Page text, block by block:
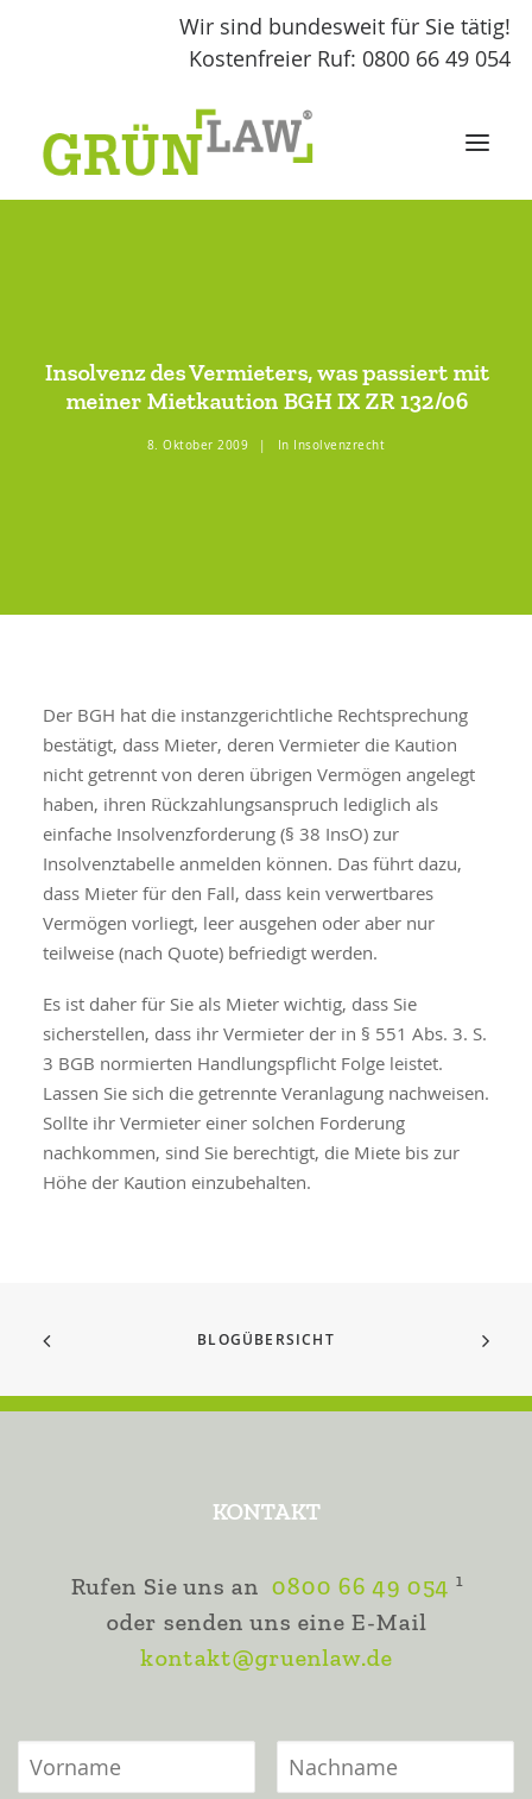
Wir sind bundesweit für Sie tätig!
Kostenfreier Ruf: 0800 66 49 054
GRÜNLAW
FACHBEITRÄGE
Insolvenz des Vermieters, was passiert mit
meiner Mietkaution BGH IX ZR 132/06
8. Oktober 2009 | In Insolvenzrecht
Der BGH hat die instanzgerichtliche Rechtsprechung
bestätigt, dass Mieter, deren Vermieter die Kaution
nicht getrennt von deren übrigen Vermögen angelegt
haben, ihren Rückzahlungsanspruch lediglich als
einfache Insolvenzforderung (§ 38 InsO) zur
Insolvenztabelle anmelden können. Das führt dazu,
dass Mieter für den Fall, dass kein verwertbares
Vermögen vorliegt, leer ausgehen oder aber nur
teilweise (nach Quote) befriedigt werden.
Es ist daher für Sie als Mieter wichtig, dass Sie
sicherstellen, dass ihr Vermieter der in § 551 Abs. 3. S.
3 BGB normierten Handlungspflicht Folge leistet.
Lassen Sie sich die getrennte Veranlagung nachweisen.
Sollte ihr Vermieter einer solchen Forderung
nachkommen, sind Sie berechtigt, die Miete bis zur
Höhe der Kaution einzubehalten.
BLOGÜBERSICHT
KONTAKT
Rufen Sie uns an 0800 66 49 054 1
oder senden uns eine E-Mail
kontakt@gruenlaw.de